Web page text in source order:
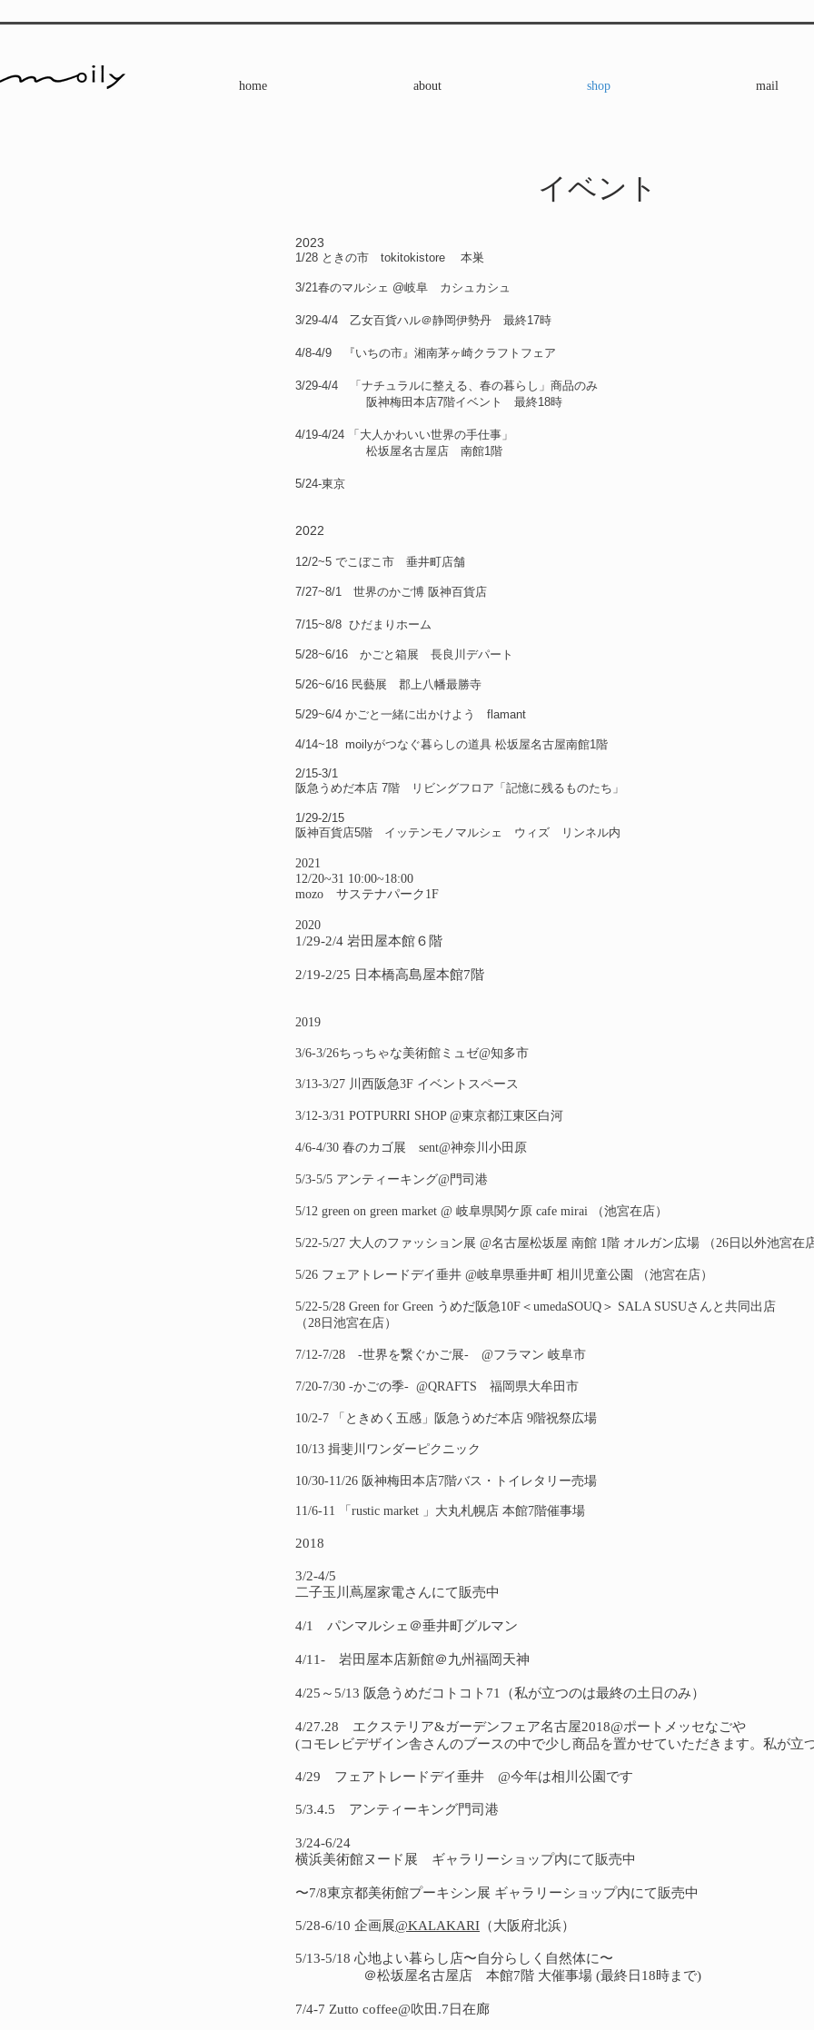
home about shop mail
イベント
2023
1/28 ときの市 tokitokistore 本巣
3/21春のマルシェ @岐阜 カシュカシュ
3/29-4/4 乙女百貨ハル＠静岡伊勢丹 最終17時
4/8-4/9 『いちの市』湘南茅ヶ崎クラフトフェア
3/29-4/4 「ナチュラルに整える、春の暮らし」商品のみ
阪神梅田本店7階イベント 最終18時
4/19-4/24 「大人かわいい世界の手仕事」
松坂屋名古屋店 南館1階
5/24-東京
2022
12/2~5 でこぼこ市 垂井町店舗
7/27~8/1 世界のかご博 阪神百貨店
7/15~8/8 ひだまりホーム
5/28~6/16 かごと箱展 長良川デパート
5/26~6/16 民藝展 郡上八幡最勝寺
5/29~6/4 かごと一緒に出かけよう flamant
4/14~18 moilyがつなぐ暮らしの道具 松坂屋名古屋南館1階
2/15-3/1
阪急うめだ本店 7階 リビングフロア「記憶に残るものたち」
1/29-2/15
阪神百貨店5階 イッテンモノマルシェ ウィズ リンネル内
2021
12/20~31 10:00~18:00
mozo サステナパーク1F
2020
1/29-2/4 岩田屋本館６階
2/19-2/25​ 日本橋高島屋本館7階
2019
3/6-3/26ちっちゃな美術館ミュゼ@知多市
3/13-3/27 川西阪急3F イベントスペース
3/12-3/31 POTPURRI SHOP @東京都江東区白河
4/6-4/30 春のカゴ展 sent@神奈川小田原
5/3-5/5 アンティーキング@門司港
5/12 green on green market @ 岐阜県関ケ原 cafe mirai （池宮在店）
5/22-5/27 大人のファッション展 @名古屋松坂屋 南館 1階 オルガン広場 （26日以外池宮在
5/26 フェアトレードデイ垂井 @岐阜県垂井町 相川児童公園 （池宮在店）
5/22-5/28 Green for Green うめだ阪急10F＜umedaSOUQ＞ SALA SUSUさんと共同出店
（28日池宮在店）
7/12-7/28 -世界を繋ぐかご展- @フラマン 岐阜市
7/20-7/30 -かごの季- @QRAFTS 福岡県大牟田市
10/2-7 「ときめく五感」阪急うめだ本店 9階祝祭広場
10/13 揖斐川ワンダーピクニック
10/30-11/26 阪神梅田本店7階バス・トイレタリー売場
11/6-11 「rustic market 」大丸札幌店 本館7階催事場
2018
3/2-4/5
​二子玉川蔦屋家電さんにて販売中
4/1 パンマルシェ＠垂井町グルマン
4/11- 岩田屋本店新館＠九州福岡天神
4/25～5/13 阪急うめだコトコト71（私が立つのは最終の土日のみ）
4/27.28 エクステリア&ガーデンフェア名古屋2018@ポートメッセなごや
(コモレビデザイン舎さんのブースの中で少し商品を置かせていただきます。私が立
4/29 フェアトレードデイ垂井 @今年は相川公園です
5/3.4.5 アンティーキング門司港
3/24-6/24
横浜美術館ヌード展 ギャラリーショップ内にて販売中
〜7/8東京都美術館プーキシン展 ギャラリーショップ内にて販売中
5/28-6/10 企画展@KALAKARI （大阪府北浜）
5/13-5/18 心地よい暮らし店〜自分らしく自然体に〜
＠松坂屋名古屋店 本館7階 大催事場 (最終日18時まで)
7/4-7 Zutto coffee@吹田.7日在廊